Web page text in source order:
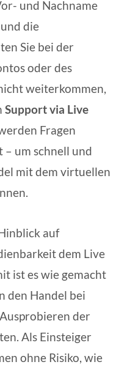
und Nachname
die
Sie bei der
oder des
weiterkommen,
Support via Live
Fragen
um schnell und
mit dem virtuellen
auf
dem Live
ist es wie gemacht
den Handel bei
der
Als Einsteiger
ohne Risiko, wie